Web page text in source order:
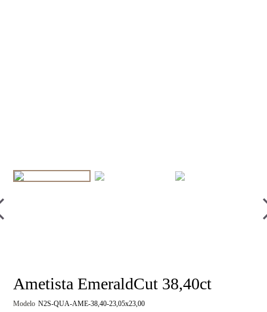
Ametista EmeraldCut 38,40ct
Modelo N2S-QUA-AME-38,40-23,05x23,00